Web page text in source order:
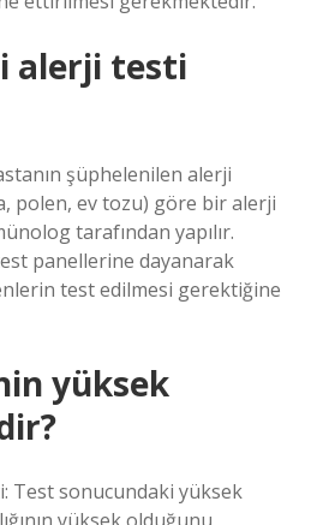
alerji testi
şüphelenilen alerji
polen, ev tozu) göre bir alerji
tarafından yapılır.
panellerine dayanarak
test edilmesi gerektiğine
yüksek
Test sonucundaki yüksek